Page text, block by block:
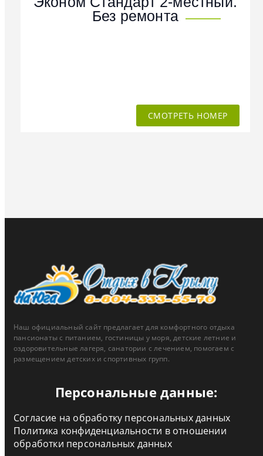
Без ремонта
СМОТРЕТЬ НОМЕР
Наш официальный сайт предлагает для комфортного отдыха
пансионаты с питанием, гостиницы у моря, детские летние и
оздоровительные лагеря, санатории с лечением, помогаем с
размещением детских и спортивных групп.
Персональные данные:
Согласие на обработку персональных данных
Политика конфиденциальности в отношении
обработки персональных данных